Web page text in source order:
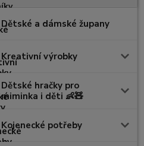
Dětské a dámské župany
Kreativní výrobky
Dětské hračky pro
miminka i děti 👶🧸
Kojenecké potřeby